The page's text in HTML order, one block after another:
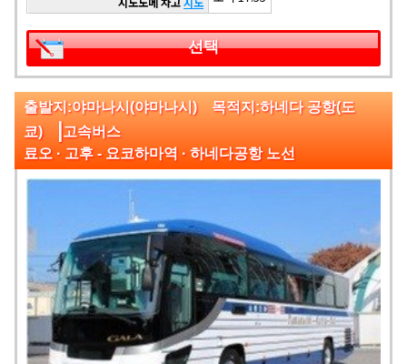
선택
출발지:야마나시(야마나시) 목적지:하네다 공항(도
쿄) |고속버스
료오 · 고후 - 요코하마역 · 하네다공항 노선